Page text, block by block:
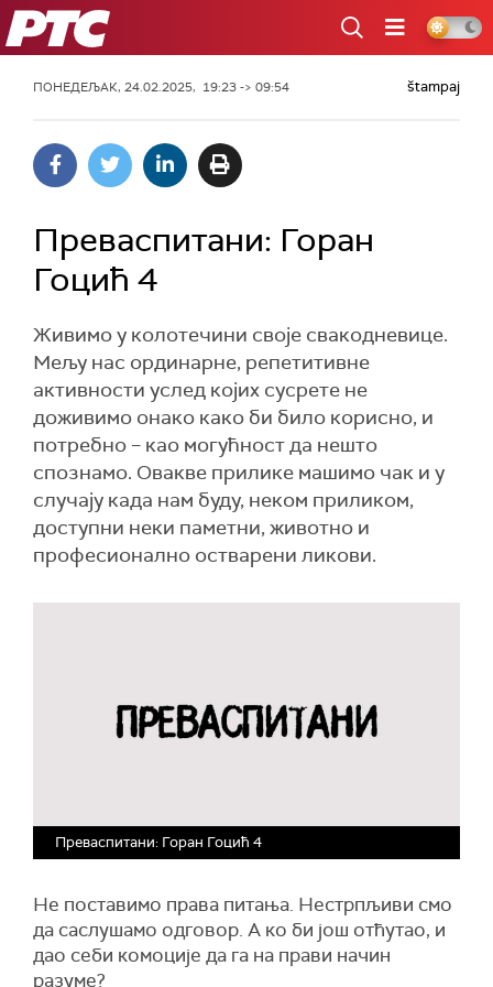
РТС
ПОНЕДЕЉАК, 24.02.2025, 19:23 -> 09:54 štampaj
Преваспитани: Горан
Гоцић 4
Живимо у колотечини своје свакодневице.
Мељу нас ординарне, репетитивне
активности услед којих сусрете не
доживимо онако како би било корисно, и
потребно – као могућност да нешто
спознамо. Овакве прилике машимо чак и у
случају када нам буду, неком приликом,
доступни неки паметни, животно и
професионално остварени ликови.
Преваспитани: Горан Гоцић 4
Не поставимо права питања. Нестрпљиви смо
да саслушамо одговор. А ко би још отћутао, и
дао себи комоције да га на прави начин
разуме?